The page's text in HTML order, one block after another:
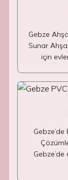
Gebze
Sunar
için
Gebze’de